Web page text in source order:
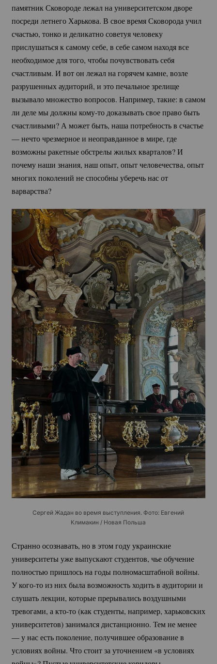
памятник Сковороде лежал на университетском дворе
посреди летнего Харькова. В свое время Сковорода учил
счастью, тонко и деликатно советуя человеку
прислушаться к самому себе, в себе самом находя все
необходимое для того, чтобы почувствовать себя
счастливым. И вот он лежал на горячем камне, возле
разрушенных аудиторий, и это печальное зрелище
вызывало множество вопросов. Например, такие: в самом
ли деле мы должны кому-то доказывать свое право быть
счастливыми? А может быть, наша потребность в счастье
— нечто чрезмерное и неоправданное в мире, где
возможны ракетные обстрелы жилых кварталов? И
почему наши знания, наш опыт, опыт человечества, опыт
многих поколений не способны уберечь нас от
варварства?
Сергей Жадан во время выступления. Фото: Евгений
Климакин / Новая Польша
Странно осознавать, но в этом году украинские
университеты уже выпускают студентов, чье обучение
полностью пришлось на годы полномасштабной войны.
Укого-тоиз них была возможность ходить в аудитории и
слушать лекции, которые прерывались воздушными
тревогами, акто-то (как студенты, например, харьковских
университетов) занимался дистанционно. Тем не менее
— у нас есть поколение, получившее образование в
условиях войны. Что стоит за уточнением «в условиях